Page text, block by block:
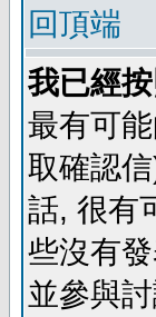
回頂端
我已經
最有可
取確認
話, 很有
些沒有
並參與